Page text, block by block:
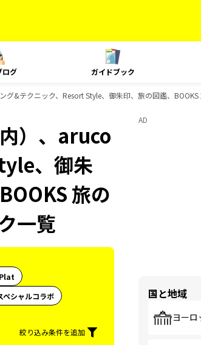
ログ ガイドブック
&テクニック、Resort Style、御朱印、旅の図鑑、
）、aruco
、御朱
旅の
一覧
Plat
ペシャルコラボ
絞り込み条件を追加
AD
国と地域
ヨーロ